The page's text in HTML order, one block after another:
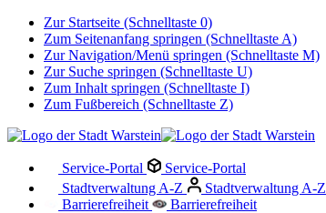
Zur Startseite (Schnelltaste 0)
Zum Seitenanfang springen (Schnelltaste A)
Zur Navigation/Menü springen (Schnelltaste M)
Zur Suche springen (Schnelltaste U)
Zum Inhalt springen (Schnelltaste I)
Zum Fußbereich (Schnelltaste Z)
Service-Portal
Service-Portal
Stadtverwaltung A-Z
Stadtverwaltung A-Z
Barrierefreiheit
Barrierefreiheit